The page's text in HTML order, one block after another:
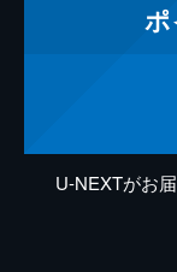
U-NEXTがお